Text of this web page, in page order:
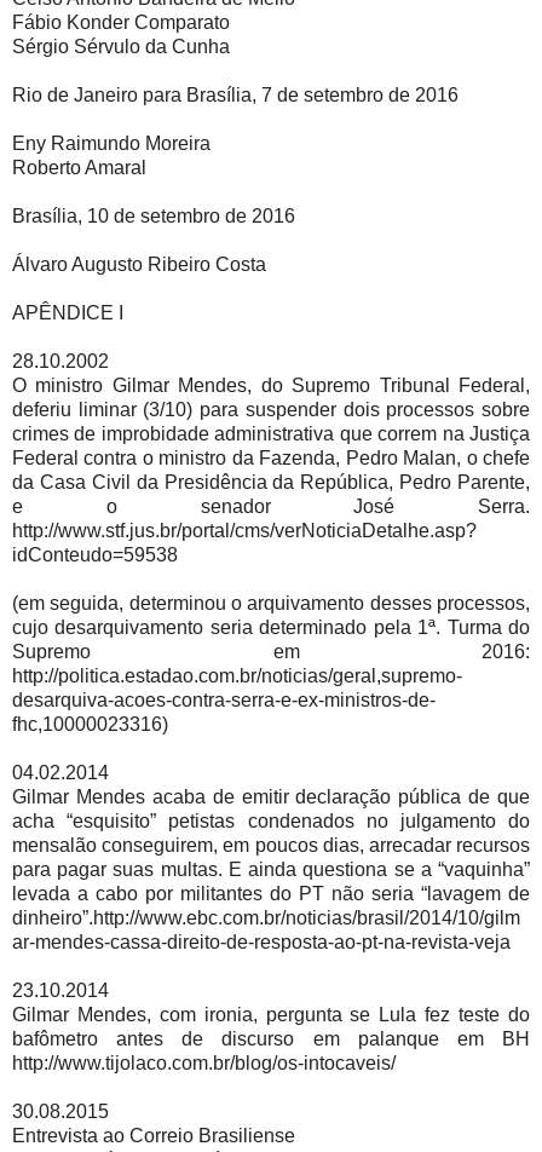
Fábio Konder Comparato
Sérgio Sérvulo da Cunha
Rio de Janeiro para Brasília, 7 de setembro de 2016
Eny Raimundo Moreira
Roberto Amaral
Brasília, 10 de setembro de 2016
Álvaro Augusto Ribeiro Costa
APÊNDICE I
28.10.2002
O ministro Gilmar Mendes, do Supremo Tribunal Federal,
deferiu liminar (3/10) para suspender dois processos sobre
crimes de improbidade administrativa que correm na Justiça
Federal contra o ministro da Fazenda, Pedro Malan, o chefe
da Casa Civil da Presidência da República, Pedro Parente,
e o senador José Serra.
http://www.stf.jus.br/portal/cms/verNoticiaDetalhe.asp?
idConteudo=59538
(em seguida, determinou o arquivamento desses processos,
cujo desarquivamento seria determinado pela 1ª. Turma do
Supremo em 2016:
http://politica.estadao.com.br/noticias/geral,supremo-
desarquiva-acoes-contra-serra-e-ex-ministros-de-
fhc,10000023316)
04.02.2014
Gilmar Mendes acaba de emitir declaração pública de que
acha “esquisito” petistas condenados no julgamento do
mensalão conseguirem, em poucos dias, arrecadar recursos
para pagar suas multas. E ainda questiona se a “vaquinha”
levada a cabo por militantes do PT não seria “lavagem de
dinheiro”.http://www.ebc.com.br/noticias/brasil/2014/10/gilm
ar-mendes-cassa-direito-de-resposta-ao-pt-na-revista-veja
23.10.2014
Gilmar Mendes, com ironia, pergunta se Lula fez teste do
bafômetro antes de discurso em palanque em BH
http://www.tijolaco.com.br/blog/os-intocaveis/
30.08.2015
Entrevista ao Correio Brasiliense